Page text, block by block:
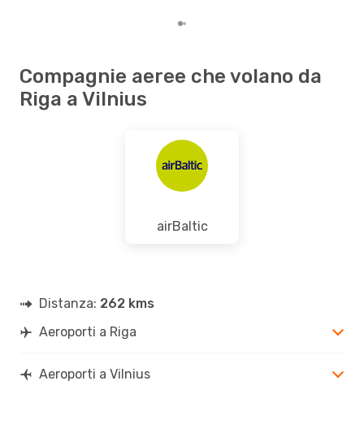
Compagnie aeree che volano da
Riga a Vilnius
airBaltic
Distanza: 262 kms
Aeroporti a Riga
Aeroporti a Vilnius